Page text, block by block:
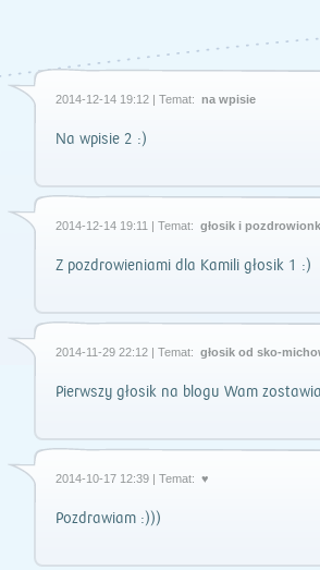
2014-12-14 19:12 | Temat: na wpisie
Na wpisie 2 :)
2014-12-14 19:11 | Temat: głosik i
Z pozdrowieniami dla Kamili głosik 1 :)
2014-11-29 22:12 | Temat: głosik od sko-
Pierwszy głosik na blogu Wam
2014-10-17 12:39 | Temat: ♥
Pozdrawiam :)))